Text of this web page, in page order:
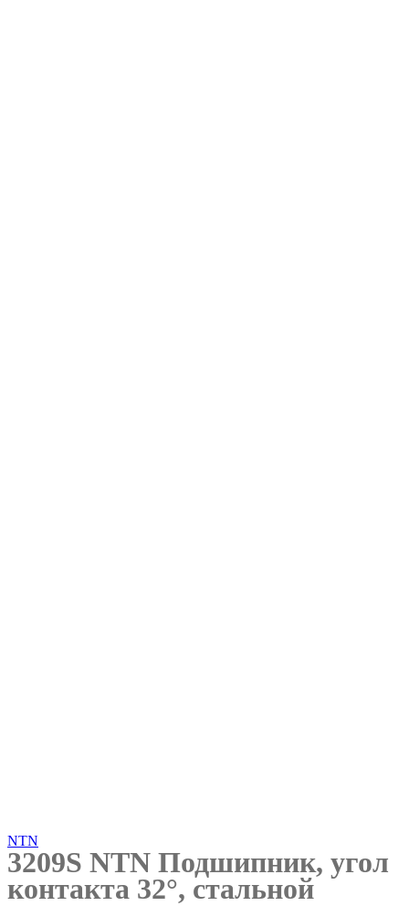
NTN
3209S NTN Подшипник, угол
контакта 32°, стальной